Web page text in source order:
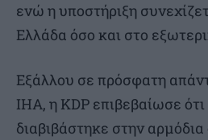
ενώ η υποστήριξη
Ελλάδα όσο και στο
Εξάλλου σε πρόσφατη
IHA, η KDP επιβεβαίωσε
διαβιβάστηκε στην